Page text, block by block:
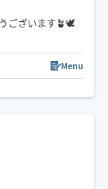
ございます🪴🕊️
ていただま
ただけると
Menu